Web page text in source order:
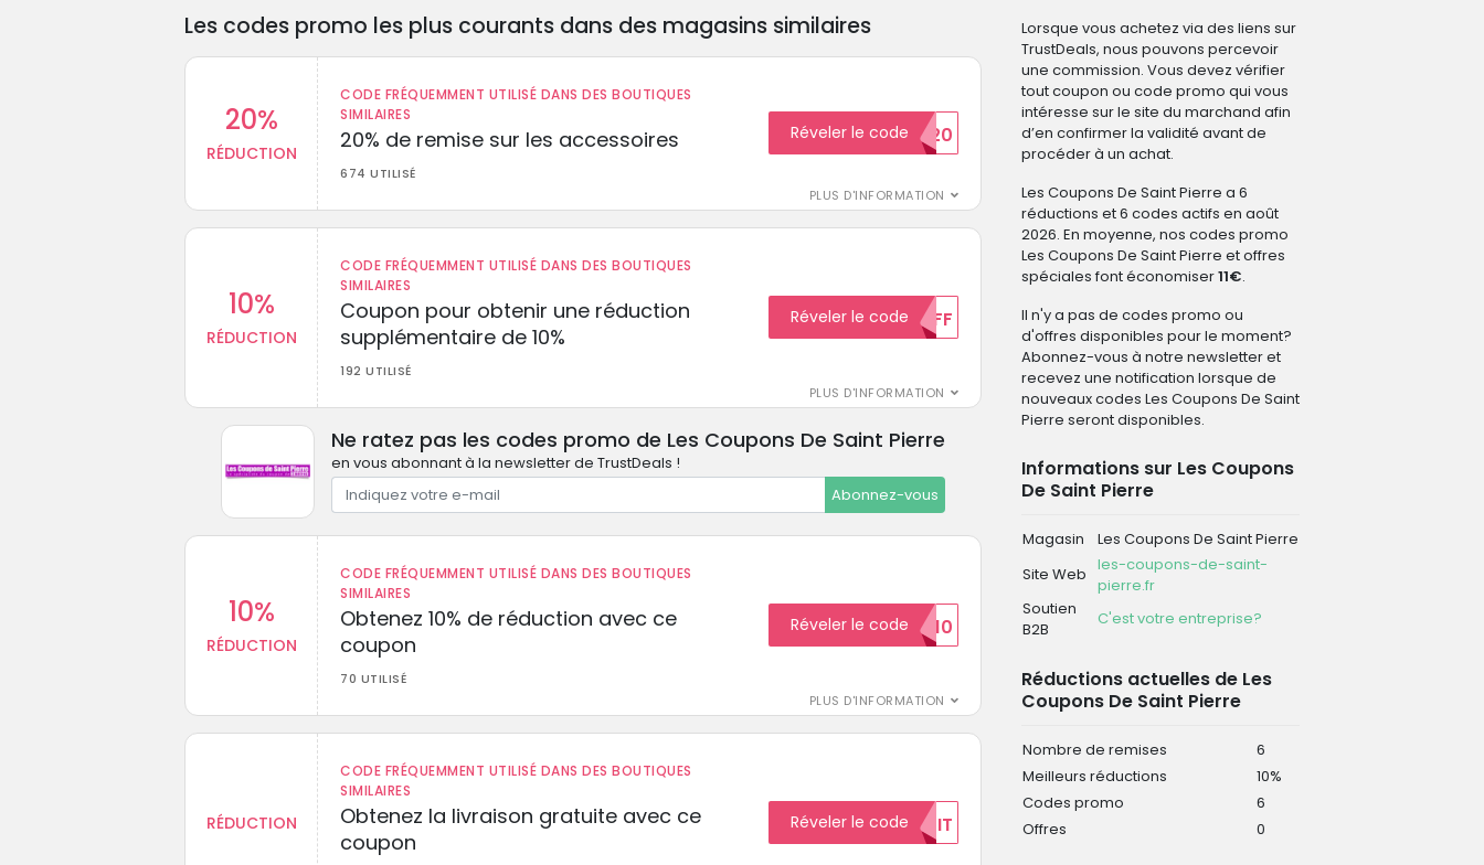
Les codes promo les plus courants dans des magasins similaires
20%
RÉDUCTION
CODE FRÉQUEMMENT UTILISÉ DANS DES BOUTIQUES
SIMILAIRES
20% de remise sur les accessoires
674 UTILISÉ
PLUS D'INFORMATION
Réveler le code
BIENVENUE20
10%
RÉDUCTION
CODE FRÉQUEMMENT UTILISÉ DANS DES BOUTIQUES
SIMILAIRES
Coupon pour obtenir une réduction
supplémentaire de 10%
192 UTILISÉ
PLUS D'INFORMATION
Réveler le code10%OFF
Ne ratez pas les codes promo de Les Coupons De Saint Pierre
en vous abonnant à la newsletter de TrustDeals !
Abonnez-vous
10%
RÉDUCTION
CODE FRÉQUEMMENT UTILISÉ DANS DES BOUTIQUES
SIMILAIRES
Obtenez 10% de réduction avec ce
coupon
70 UTILISÉ
PLUS D'INFORMATION
Réveler le code
REDUCTION10
RÉDUCTION
CODE FRÉQUEMMENT UTILISÉ DANS DES BOUTIQUES
SIMILAIRES
Obtenez la livraison gratuite avec ce
coupon
Réveler le codeGRATUIT
Lorsque vous achetez via des liens sur
TrustDeals, nous pouvons percevoir
une commission. Vous devez vérifier
tout coupon ou code promo qui vous
intéresse sur le site du marchand afin
d’en confirmer la validité avant de
procéder à un achat.
Les Coupons De Saint Pierre a 6
réductions et 6 codes actifs en août
2026. En moyenne, nos codes promo
Les Coupons De Saint Pierre et offres
spéciales font économiser11€.
Il n'y a pas de codes promo ou
d'offres disponibles pour le moment?
Abonnez-vous à notre newsletter et
recevez une notification lorsque de
nouveaux codes Les Coupons De Saint
Pierre seront disponibles.
Informations sur Les Coupons
De Saint Pierre
Magasin
Les Coupons De Saint Pierre
Site Web les-coupons-de-saint-
pierre.fr
Soutien
B2B
C'est votre entreprise?
Réductions actuelles de Les
Coupons De Saint Pierre
Nombre de remises
6
Meilleurs réductions
10%
Codes promo
6
Offres
0